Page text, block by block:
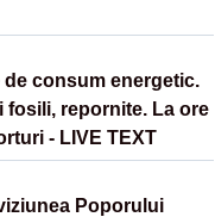
consum energetic.
fosili, repornite. La ore
- LIVE TEXT
Poporului